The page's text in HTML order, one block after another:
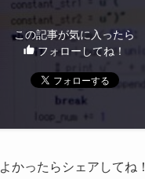
この記事が気に入ったら
フォローしてね！
よかったらシェアしてね！